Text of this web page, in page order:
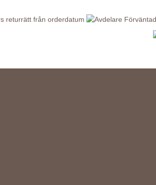
returrätt från orderdatum